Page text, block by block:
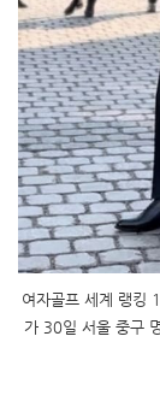
여자골프 세계 랭킹
가 30일 서울 중구